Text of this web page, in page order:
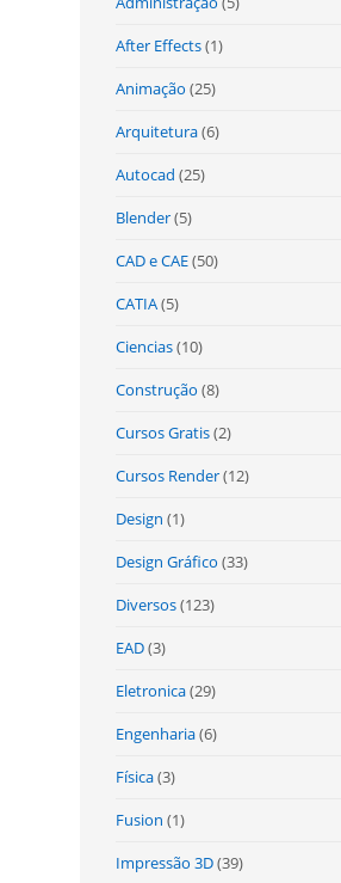
After Effects(1)
Animação (25)
Arquitetura(6)
Autocad (25)
Blender(5)
CAD e CAE(50)
CATIA(5)
Ciencias(10)
Construção (8)
Cursos Gratis(2)
Cursos Render(12)
Design (1)
Design Gráfico (33)
Diversos(123)
EAD(3)
Eletronica(29)
Engenharia(6)
Física(3)
Fusion (1)
Impressão 3D(39)